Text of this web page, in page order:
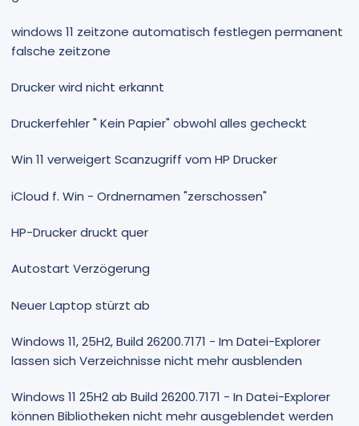
windows 11 zeitzone automatisch festlegen permanent
falsche zeitzone
Drucker wird nicht erkannt
Druckerfehler " Kein Papier" obwohl alles gecheckt
Win 11 verweigert Scanzugriff vom HP Drucker
iCloud f. Win - Ordnernamen "zerschossen"
HP-Drucker druckt quer
Autostart Verzögerung
Neuer Laptop stürzt ab
Windows 11, 25H2, Build 26200.7171 - Im Datei-Explorer
lassen sich Verzeichnisse nicht mehr ausblenden
Windows 11 25H2 ab Build 26200.7171 - In Datei-Explorer
können Bibliotheken nicht mehr ausgeblendet werden